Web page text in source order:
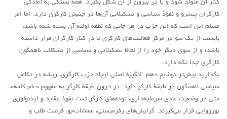
کنار آن متولد شود و يا در بيرون از آن شکل بگيرد. همه بستگی به آمادگی
کارگران پيشرو و نفوذ سياسی و تشکيلاتی آن‌ها در جنبش کارگری دارد. اما امر
مسلم اين است که اين حزب در هر جايی که نطفۀ اوليه آن بسته شده باشد،
بايست از يک سو در مرکز فعاليت‌های کارگری يا در کنار کارگران قرار داشته
باشد؛ و از سوی ديگر خود را از لحاظ تشکيلاتی و سياسی از تشکلات ناهمگون
کارگری جدا نگه دارد.
بگذارید بیش‌تر توضیح دهم. انگيزۀ اصلی ايجاد حزب کارگری، ريشه در تکامل
سياسی ناهمگون در طبقۀ کارگر دارد. در درون طبقۀ کارگر به مفهوم «عامِ کلمه»،
حتی در وضعيت عادی سرمايه‌داری، توده‌های کارگر تحتِ نفوذ عقايد و ايدئولوژی
بورژوايی قرار می‌گيرند. گرايش‌های رفرميستی، مماشات‌جو، فرصت طلب و